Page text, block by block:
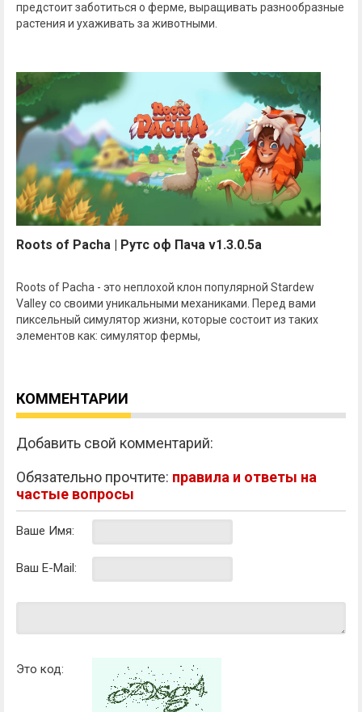
предстоит заботиться о ферме, выращивать разнообразные
растения и ухаживать за животными.
Roots of Pacha | Рутс оф Пача v1.3.0.5a
Roots of Pacha - это неплохой клон популярной Stardew
Valley со своими уникальными механиками. Перед вами
пиксельный симулятор жизни, которые состоит из таких
элементов как: симулятор фермы,
КОММЕНТАРИИ
Добавить свой комментарий:
Обязательно прочтите: правила и ответы на
частые вопросы
Ваше Имя:
Ваш E-Mail:
Это код: